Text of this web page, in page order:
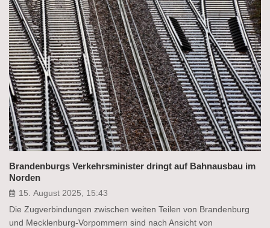
Brandenburgs Verkehrsminister dringt auf Bahnausbau im
Norden
15. August 2025, 15:43
Die Zugverbindungen zwischen weiten Teilen von Brandenburg
und Mecklenburg-Vorpommern sind nach Ansicht von